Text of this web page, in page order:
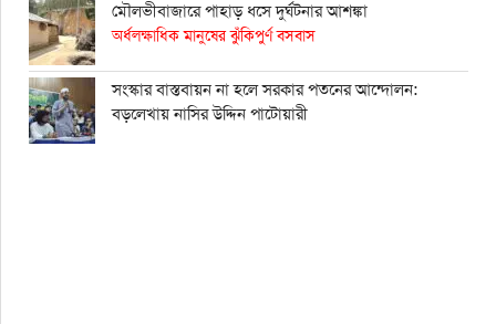
মৌলভীবাজারে পাহাড় ধসে দুর্ঘটনার আশঙ্কা
অর্ধলক্ষাধিক মানুষের ঝুঁকিপুর্ণ বসবাস
সংস্কার বাস্তবায়ন না হলে সরকার পতনের আন্দোলন:
বড়লেখায় নাসির উদ্দিন পাটোয়ারী